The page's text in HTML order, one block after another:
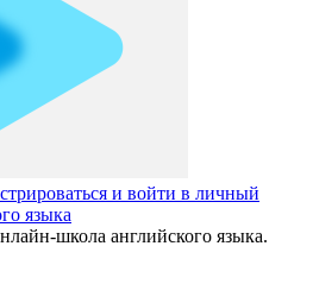
и войти в личный
языка
школа английского языка.